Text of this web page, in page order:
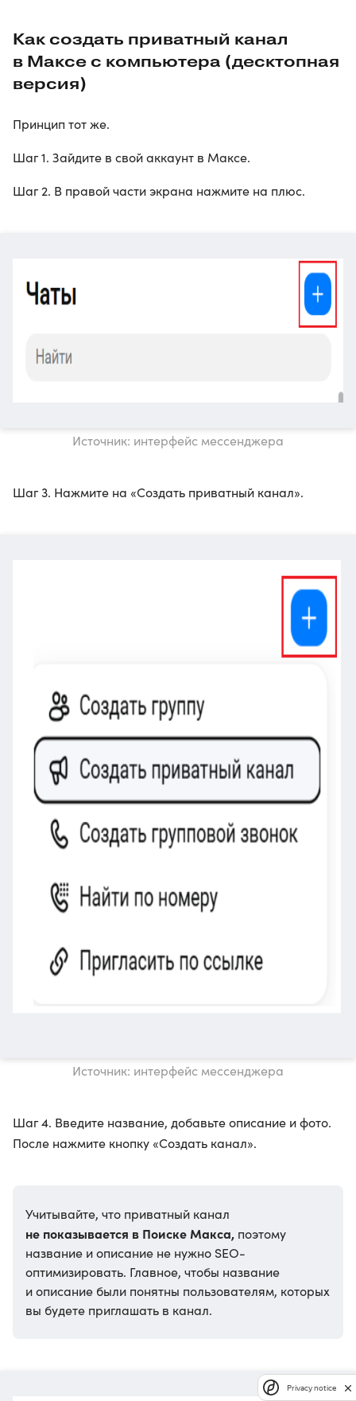
Как создать приватный канал
в Максе с компьютера (десктопная
версия)
Принцип тот же.
Шаг 1. Зайдите в свой аккаунт в Максе.
Шаг 2. В правой части экрана нажмите на плюс.
Источник: интерфейс мессенджера
Шаг 3. Нажмите на «Создать приватный канал».
Источник: интерфейс мессенджера
Шаг 4. Введите название, добавьте описание и фото.
После нажмите кнопку «Создать канал».
Учитывайте, что приватный канал
не показывается в Поиске Макса, поэтому
название и описание не нужно SEO-
оптимизировать. Главное, чтобы название
и описание были понятны пользователям, которых
вы будете приглашать в канал.
Privacy notice